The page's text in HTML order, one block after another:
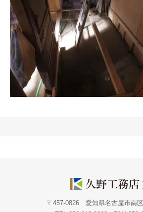
〒457-0826 愛知県名古屋市南